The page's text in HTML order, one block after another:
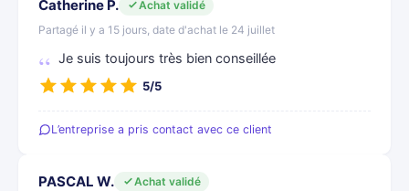
Catherine P.
Achat validé
Partagé il y a 15 jours, date d'achat le 24 juillet
Je suis toujours très bien conseillée
5/5
L’entreprise a pris contact avec ce client
PASCAL W.
Achat validé